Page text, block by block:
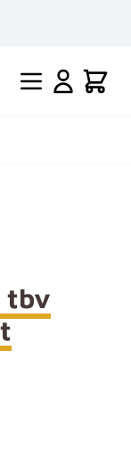
Cart
tbv